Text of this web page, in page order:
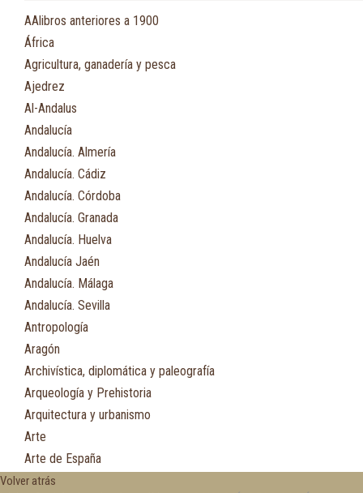
AAlibros anteriores a 1900
África
Agricultura, ganadería y pesca
Ajedrez
Al-Andalus
Andalucía
Andalucía. Almería
Andalucía. Cádiz
Andalucía. Córdoba
Andalucía. Granada
Andalucía. Huelva
Andalucía Jaén
Andalucía. Málaga
Andalucía. Sevilla
Antropología
Aragón
Archivística, diplomática y paleografía
Arqueología y Prehistoria
Arquitectura y urbanismo
Arte
Arte de España
Asia
Volver atrás